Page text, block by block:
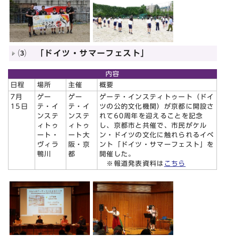
⑶ 「ドイツ・サマーフェスト」
内容
日程
場所 主催
概要
7月
15日
ゲー
テ・イ
ンステ
ィトゥ
ート・
ヴィラ
鴨川
ゲー
テ・イ
ンステ
ィトゥ
ート大
阪・京
都
ゲーテ・インスティトゥート（ドイ
ツの公的文化機関）が京都に開設さ
れて60周年を迎えることを記念
し、京都市と共催で、市民がケル
ン・ドイツの文化に触れられるイベ
ント「ドイツ・サマーフェスト」を
開催した。
※報道発表資料は こちら